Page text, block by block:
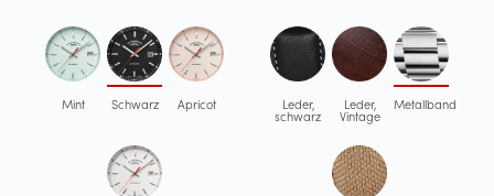
Mint Schwarz Apricot Leder,
schwarz
Leder,
Vintage
Metallband